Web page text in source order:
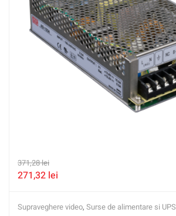
371,28lei
271,32 lei
Supraveghere video, Surse de alimentare si UPS